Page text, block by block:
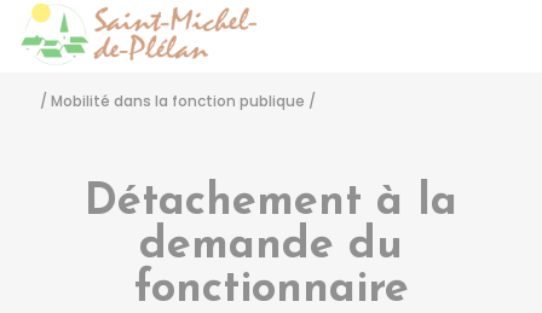
/ Mobilité dans la fonction publique /
Détachement à la
demande du
fonctionnaire